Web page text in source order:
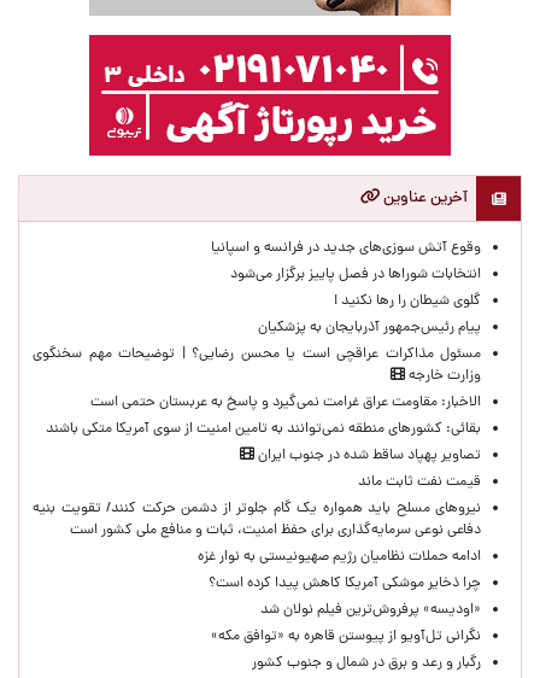
آخرین عناوین
وقوع آتش سوزی‌های جدید در فرانسه و اسپانیا
انتخابات شوراها در فصل پاییز برگزار می‌شود
گلوی شیطان را رها نکنید !
پیام رئیس‌جمهور آذربایجان به پزشکیان
مسئول مذاکرات عراقچی است یا محسن رضایی؟ | توضیحات مهم سخنگوی
وزارت خارجه
الاخبار: مقاومت عراق غرامت نمی‌گیرد و پاسخ به عربستان حتمی است
بقائی: کشورهای منطقه نمی‌توانند به تامین امنیت از سوی آمریکا متکی باشند
تصاویر پهپاد ساقط شده در جنوب ایران
قیمت نفت ثابت ماند
نیروهای مسلح باید همواره یک گام جلوتر از دشمن حرکت کنند/ تقویت بنیه
دفاعی نوعی سرمایه‌گذاری برای حفظ امنیت، ثبات و منافع ملی کشور است
ادامه حملات نظامیان رژیم صهیونیستی به نوار غزه
چرا ذخایر موشکی آمریکا کاهش پیدا کرده است؟
«اودیسه» پرفروش‌ترین فیلم نولان شد
نگرانی تل‌آویو از پیوستن قاهره به «توافق مکه»
رگبار و رعد و برق در شمال و جنوب کشور